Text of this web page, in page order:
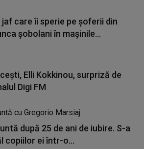
care îi sperie pe șoferii din
șobolani în mașinile...
Elli Kokkinou, surpriză de
Digi FM
după 25 de ani de iubire. S-a
copiilor ei într-o...